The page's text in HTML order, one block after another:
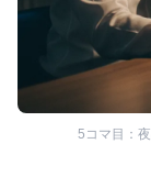
5コマ目：